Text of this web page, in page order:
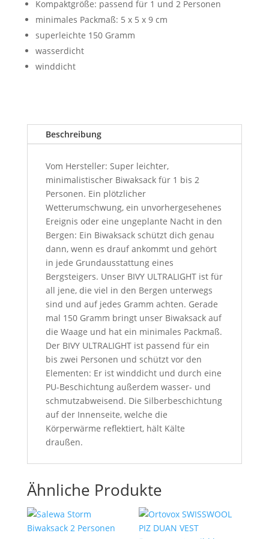
Kompaktgröße: passend für 1 und 2 Personen
minimales Packmaß: 5 x 5 x 9 cm
superleichte 150 Gramm
wasserdicht
winddicht
Beschreibung
Vom Hersteller: Super leichter,
minimalistischer Biwaksack für 1 bis 2
Personen. Ein plötzlicher
Wetterumschwung, ein unvorhergesehenes
Ereignis oder eine ungeplante Nacht in den
Bergen: Ein Biwaksack schützt dich genau
dann, wenn es drauf ankommt und gehört
in jede Grundausstattung eines
Bergsteigers. Unser BIVY ULTRALIGHT ist für
all jene, die viel in den Bergen unterwegs
sind und auf jedes Gramm achten. Gerade
mal 150 Gramm bringt unser Biwaksack auf
die Waage und hat ein minimales Packmaß.
Der BIVY ULTRALIGHT ist passend für ein
bis zwei Personen und schützt vor den
Elementen: Er ist winddicht und durch eine
PU-Beschichtung außerdem wasser- und
schmutzabweisend. Die Silberbeschichtung
auf der Innenseite, welche die
Körperwärme reflektiert, hält Kälte
draußen.
Ähnliche Produkte